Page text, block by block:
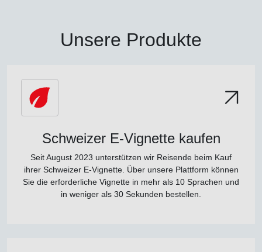
Unsere Produkte
Schweizer E-Vignette kaufen
Seit August 2023 unterstützen wir Reisende beim Kauf
ihrer Schweizer E-Vignette. Über unsere Plattform können
Sie die erforderliche Vignette in mehr als 10 Sprachen und
in weniger als 30 Sekunden bestellen.